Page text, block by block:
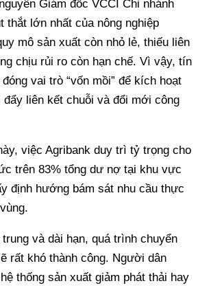
Giám đốc VCCI Chi nhánh
thắt lớn nhất của nông nghiệp
mô sản xuất còn nhỏ lẻ, thiếu liên
chịu rủi ro còn hạn chế. Vì vậy, tín
vai trò “vốn mồi” để kích hoạt
liên kết chuỗi và đổi mới công
việc Agribank duy trì tỷ trọng cho
trên 83% tổng dư nợ tại khu vực
định hướng bám sát nhu cầu thực
trung và dài hạn, quá trình chuyển
rất khó thành công. Người dân
thống sản xuất giảm phát thải hay